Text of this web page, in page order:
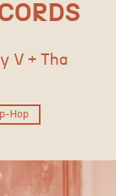
V + Tha
Hop